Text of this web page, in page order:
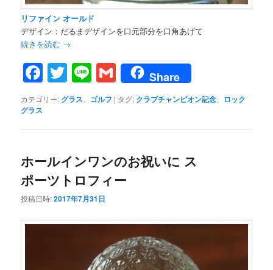
リファイン オールド
デザイン：だるまデザインを口元部分を口角あげて
続きを読む →
Facebook
Twitter
LineGmail
Share
カテゴリー: グラス ゴルフ | タグ: クラブチャンピオン記念
ロック
グラス
ホールインワンのお祝いに ス
ポーツトロフィー
投稿日時:2017年7月31日